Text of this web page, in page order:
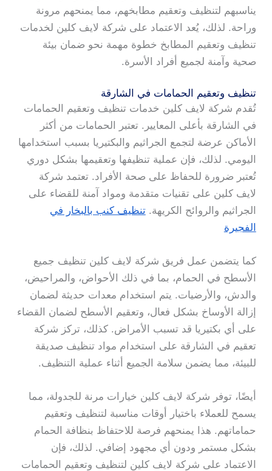
يناسبهم لتنظيف وتعقيم مطابخهم، مما يمنحهم مرونة
وراحة. لذلك، يُعد الاعتماد على شركة لايف كلين لخدمات
تنظيف وتعقيم المطابخ خطوة مهمة نحو ضمان بيئة
صحية وآمنة لجميع أفراد الأسرة.
تنظيف وتعقيم الحمامات في الشارقة
تُقدم شركة لايف كلين خدمات تنظيف وتعقيم الحمامات
في الشارقة بأعلى المعايير. تعتبر الحمامات من أكثر
الأماكن عرضة لتجمع الجراثيم والبكتيريا بسبب استخدامها
اليومي. لذلك، فإن عملية تنظيفها وتعقيمها بشكل دوري
تُعتبر ضرورة للحفاظ على صحة الأفراد. تعتمد شركة
لايف كلين على تقنيات متقدمة ومواد آمنة للقضاء على
الجراثيم والروائح الكريهة.تنظيف كنب بالبخار في
الفجيرة
كما يتضمن عمل فريق شركة لايف كلين تنظيف جميع
الأسطح في الحمام، بما في ذلك الأحواض، والمراحيض،
والدش، والأرضيات. يتم استخدام معدات حديثة لضمان
إزالة الأوساخ بشكل فعال، وتعقيم الأسطح لضمان القضاء
على أي بكتيريا قد تسبب الأمراض. كذلك، تركز شركة
تعقيم في الشارقة على استخدام مواد تنظيف صديقة
للبيئة، مما يضمن سلامة الجميع أثناء عملية التنظيف.
أيضًا، توفر شركة لايف كلين خيارات مرنة للجدولة، مما
يسمح للعملاء باختيار أوقات مناسبة لتنظيف وتعقيم
حماماتهم. هذا يمنحهم فرصة للاحتفاظ بنظافة الحمام
بشكل مستمر ودون أي مجهود إضافي. لذلك، فإن
الاعتماد على شركة لايف كلين لتنظيف وتعقيم الحمامات